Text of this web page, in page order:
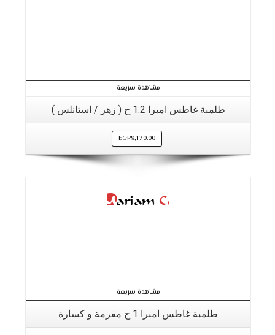
مشاهدة سريعة
طلمبة غاطس امبرا 1.2 ح ( زهر / استانلس )
EGP9,170.00
مشاهدة سريعة
طلمبة غاطس امبرا 1 ح مفرمة و كسارة